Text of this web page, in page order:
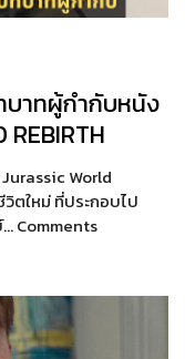
บาทผู้กำกับหนัง
REBIRTH
World
ตใหม่ ที่ประกอบไป
Comments